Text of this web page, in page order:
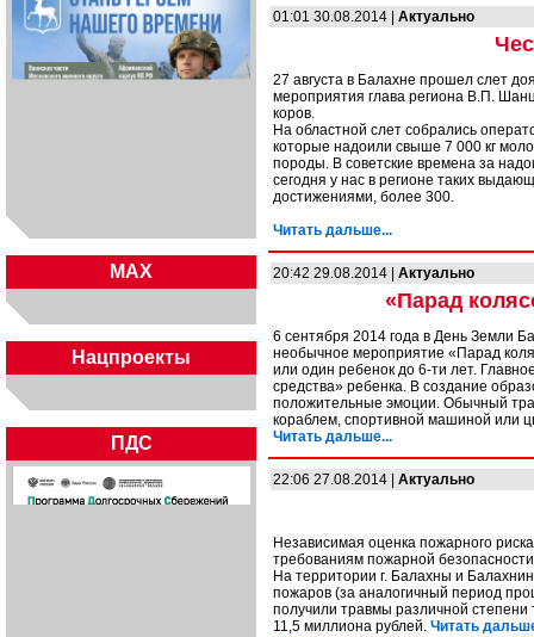
MAX
Нацпроекты
ПДС
01:01 30.08.2014 | Актуально
27 августа в Балахне прошел слет
мероприятия глава региона В.П.
коров.
На областной слет собрались
которые надоили свыше 7 000 кг
породы. В советские времена за
сегодня у нас в регионе таких
достижениями, более 300.
Читать дальше...
20:42 29.08.2014 | Актуально
«Парад
6 сентября 2014 года в День Земли
необычное мероприятие «Парад
или один ребенок до 6-ти лет.
средства» ребенка. В создание
положительные эмоции. Обычный
кораблем, спортивной машиной или
Читать дальше...
22:06 27.08.2014 | Актуально
Независимая оценка пожарного
требованиям пожарной
На территории г. Балахны и
пожаров (за аналогичный период
получили травмы различной
11,5 миллиона рублей. Читать